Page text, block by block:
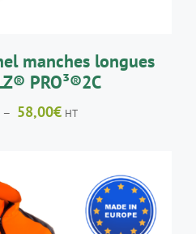
LA
PAGE
DU
PRODUIT
manches longues
PRO³®2C
– 58,00€Plage
58,00€
HT